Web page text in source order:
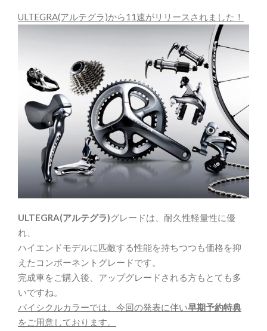
ULTEGRA(アルテグラ)から11速がリリースされました！
ULTEGRA(アルテグラ)グレードは、耐久性軽量性に優
れ、
ハイエンドモデルに匹敵する性能を持ちつつも価格を抑
えたコンポーネントグレードです。
完成車をご購入後、アップグレードされる方もとても多
いですね。
バイシクルカラーでは、今回の発表に伴い早期予約特典
をご用意しております。